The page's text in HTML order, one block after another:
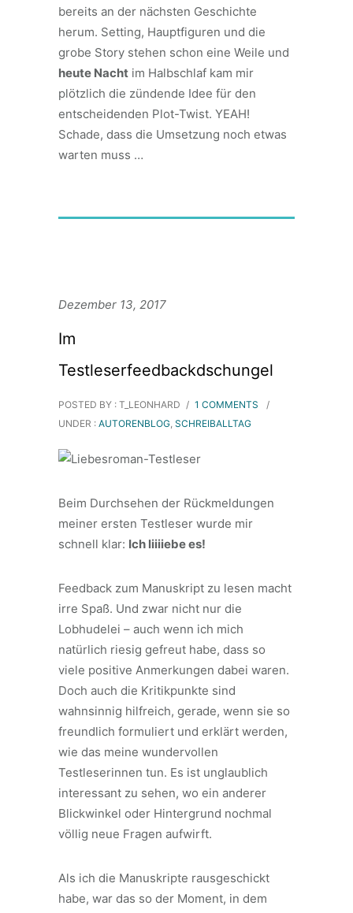
bereits an der nächsten Geschichte
herum. Setting, Hauptfiguren und die
grobe Story stehen schon eine Weile und
heute Nacht im Halbschlaf kam mir
plötzlich die zündende Idee für den
entscheidenden Plot-Twist. YEAH!
Schade, dass die Umsetzung noch etwas
warten muss …
Dezember 13, 2017
Im
Testleserfeedbackdschungel
POSTED BY : T_LEONHARD / 1 COMMENTS
/
UNDER : AUTORENBLOG, SCHREIBALLTAG
Beim Durchsehen der Rückmeldungen
meiner ersten Testleser wurde mir
schnell klar: Ich liiiiebe es!
Feedback zum Manuskript zu lesen macht
irre Spaß. Und zwar nicht nur die
Lobhudelei – auch wenn ich mich
natürlich riesig gefreut habe, dass so
viele positive Anmerkungen dabei waren.
Doch auch die Kritikpunkte sind
wahnsinnig hilfreich, gerade, wenn sie so
freundlich formuliert und erklärt werden,
wie das meine wundervollen
Testleserinnen tun. Es ist unglaublich
interessant zu sehen, wo ein anderer
Blickwinkel oder Hintergrund nochmal
völlig neue Fragen aufwirft.
Als ich die Manuskripte rausgeschickt
habe, war das so der Moment, in dem